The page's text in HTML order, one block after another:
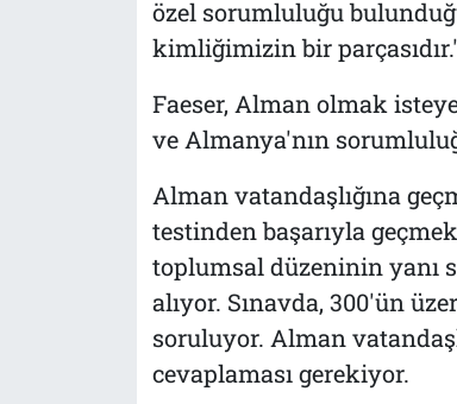
özel sorumluluğu
kimliğimizin bir
Faeser, Alman olmak
ve Almanya'nın
Alman vatandaşlığına
testinden başarıyla
toplumsal düzeninin yanı
alıyor. Sınavda, 300'ün
soruluyor. Alman
cevaplaması gerekiyor.